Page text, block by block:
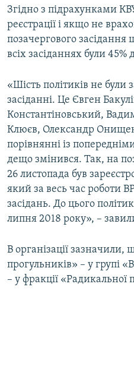
КТАТ
ДОЛУЧАЙСЯ!
Згідно з підрахунками
реєстрації і якщо не
позачергового засідання
всіх засіданнях були 45%
«Шість політиків не були
засіданні. Це Євген
Константіновський,
Клюєв, Олександр
порівнянні із
дещо змінився. Так, на
26 листопада був
який за весь час роботи
засідань. До цього
липня 2018 року», –
В організації зазначили,
прогульників» – у групі
– у фракції «Радикальної